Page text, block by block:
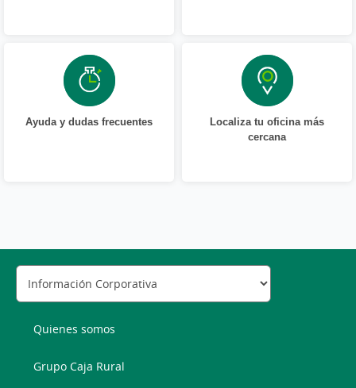
Ayuda y dudas frecuentes
Localiza tu oficina más
cercana
Quienes somos
Grupo Caja Rural